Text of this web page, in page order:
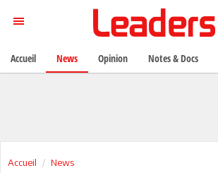
Accueil News
Accueil News Opinion Notes & Docs